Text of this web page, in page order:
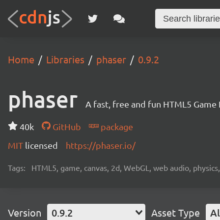
Home Libraries phaser 0.9.2
phaser A fast, free and fun HTML5
40k GitHub
package
MIT licensed https://phaser.io/
Tags: HTML5, game, canvas, 2d, WebGL, web audio,
Version 0.9.2 Asset Type